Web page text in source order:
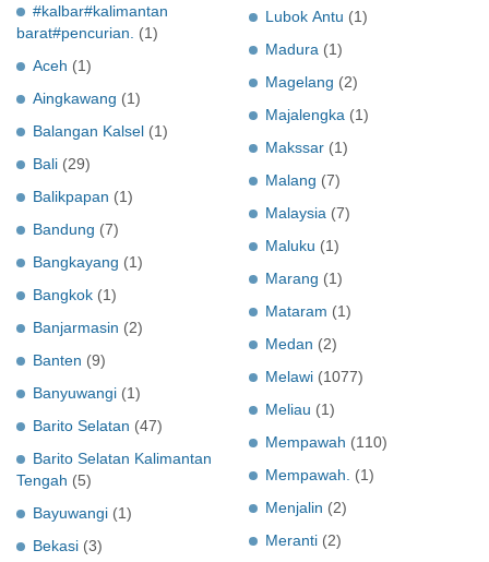
#kalbar#kalimantan
barat#pencurian.
(1)
Aceh (1)
Aingkawang (1)
Balangan Kalsel (1)
Bali (29)
Balikpapan (1)
Bandung (7)
Bangkayang (1)
Bangkok (1)
Banjarmasin (2)
Banten (9)
Banyuwangi (1)
Barito Selatan (47)
Barito Selatan Kalimantan
Tengah (5)
Bayuwangi (1)
Bekasi (3)
Lubok Antu (1)
Madura (1)
Magelang (2)
Majalengka (1)
Makssar (1)
Malang (7)
Malaysia (7)
Maluku (1)
Marang (1)
Mataram (1)
Medan (2)
Melawi (1077)
Meliau (1)
Mempawah (110)
Mempawah.
(1)
Menjalin (2)
Meranti (2)